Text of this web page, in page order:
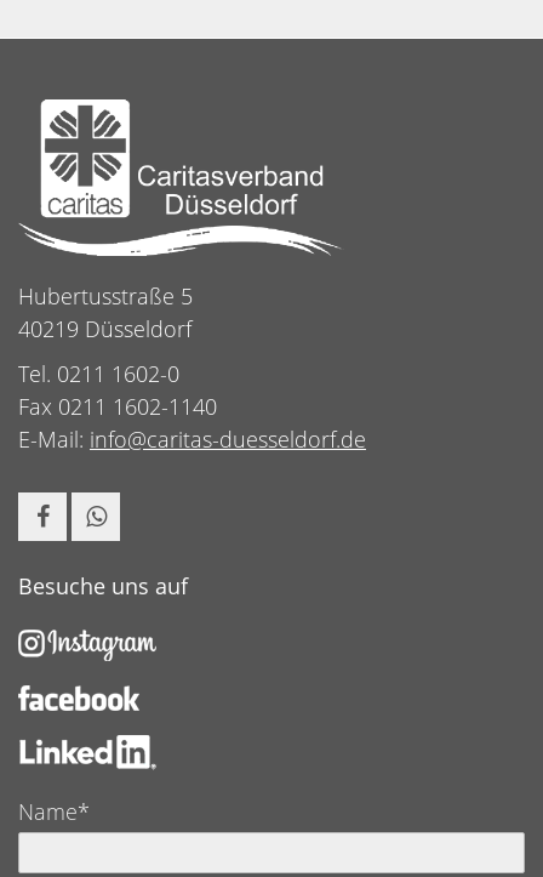
Hubertusstraße 5
40219 Düsseldorf
Tel. 0211 1602-0
Fax 0211 1602-1140
E-Mail: info@caritas-duesseldorf.de
Besuche uns auf
Name*